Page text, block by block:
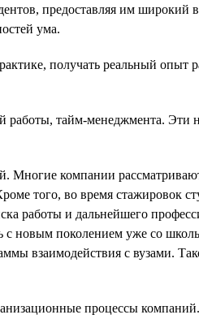
предоставляя им
ума.
получать реальный
работы, тайм-менеджмента.
Многие компании
того, во время
работы и дальнейшего
с новым поколением уже со
взаимодействия с вузами.
процессы